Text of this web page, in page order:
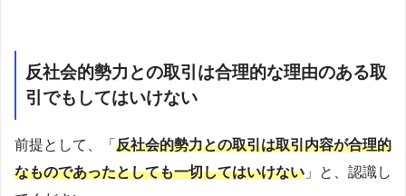
反社会的勢力との取引は合理的な理由のある取
引でもしてはいけない
前提として、「 反社会的勢力との取引は取引内容が合理的
なものであったとしても一切してはいけない 」と、認識し